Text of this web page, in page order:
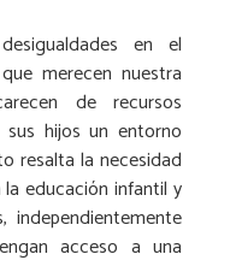
en el
merecen nuestra
de recursos
hijos un entorno
resalta la necesidad
educación infantil y
acceso a una